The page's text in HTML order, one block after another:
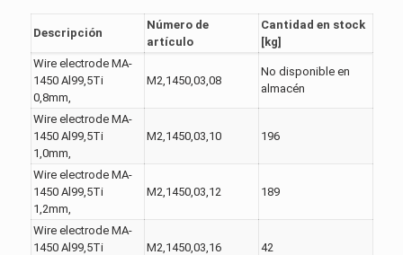
Descripción
Número de
artículo
Cantidad en stock
[kg]
Wire electrode MA-
1450 Al99,5Ti
0,8mm,
M2,1450,03,08
No disponible en
almacén
Wire electrode MA-
1450 Al99,5Ti
1,0mm,
M2,1450,03,10 196
Wire electrode MA-
1450 Al99,5Ti
1,2mm,
M2,1450,03,12 189
Wire electrode MA-
1450 Al99,5Ti
M2,1450,03,16 42